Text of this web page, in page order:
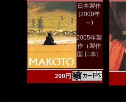
日本製作
(2000年
～)
2005年製
作（製作
国 日本）
200円